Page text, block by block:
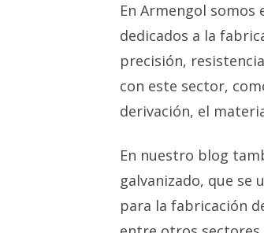
En Armengol somos
dedicados a la
precisión,
con este sector,
derivación, el
En nuestro blog
galvanizado, que se
para la fabricación